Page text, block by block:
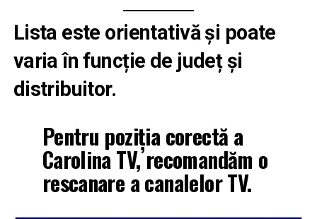
Lista este orientativă și poate
varia în funcție de județ și
distribuitor.
Pentru poziția corectă a
Carolina TV, recomandăm o
rescanare a canalelor TV.